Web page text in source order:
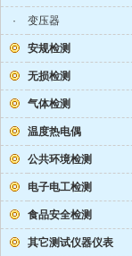
· 变压器
安规检测
无损检测
气体检测
温度热电偶
公共环境检测
电子电工检测
食品安全检测
其它测试仪器仪表